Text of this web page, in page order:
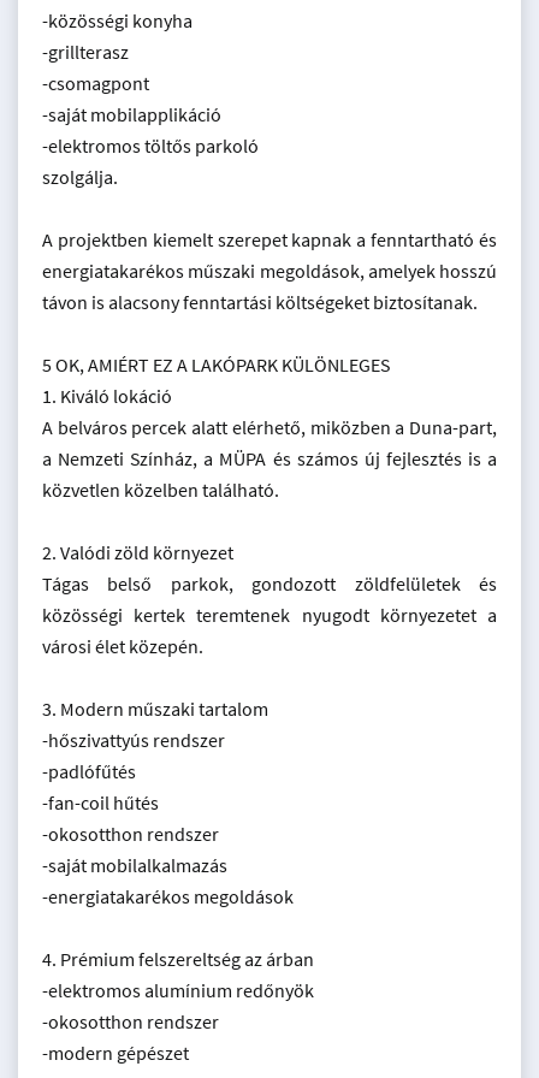
-közösségi konyha
-grillterasz
-csomagpont
-saját mobilapplikáció
-elektromos töltős parkoló
szolgálja.
A projektben kiemelt szerepet kapnak a fenntartható és
energiatakarékos műszaki megoldások, amelyek hosszú
távon is alacsony fenntartási költségeket biztosítanak.
5 OK, AMIÉRT EZ A LAKÓPARK KÜLÖNLEGES
1. Kiváló lokáció
A belváros percek alatt elérhető, miközben a Duna-part,
a Nemzeti Színház, a MÜPA és számos új fejlesztés is a
közvetlen közelben található.
2. Valódi zöld környezet
Tágas belső parkok, gondozott zöldfelületek és
közösségi kertek teremtenek nyugodt környezetet a
városi élet közepén.
3. Modern műszaki tartalom
-hőszivattyús rendszer
-padlófűtés
-fan-coil hűtés
-okosotthon rendszer
-saját mobilalkalmazás
-energiatakarékos megoldások
4. Prémium felszereltség az árban
-elektromos alumínium redőnyök
-okosotthon rendszer
-modern gépészet